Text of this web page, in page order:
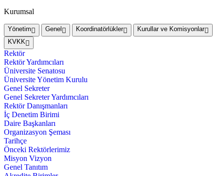
Kurumsal
Yönetim Genel Koordinatörlükler
Kurullar ve Komisyonlar
KVKK
Rektör
Rektör Yardımcıları
Üniversite Senatosu
Üniversite Yönetim Kurulu
Genel Sekreter
Genel Sekreter Yardımcıları
Rektör Danışmanları
İç Denetim Birimi
Daire Başkanları
Organizasyon Şeması
Tarihçe
Önceki Rektörlerimiz
Misyon Vizyon
Genel Tanıtım